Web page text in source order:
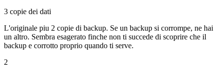
3 copie dei dati
L'originale piu 2 copie di backup. Se un backup si corrompe, ne hai
un altro. Sembra esagerato finche non ti succede di scoprire che il
backup e corrotto proprio quando ti serve.
2